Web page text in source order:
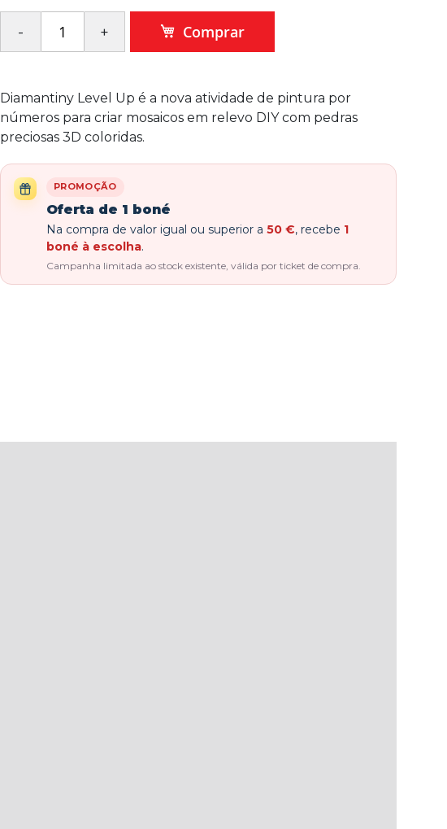
Comprar
Diamantiny Level Up é a nova atividade de pintura por
números para criar mosaicos em relevo DIY com pedras
preciosas 3D coloridas.
PROMOÇÃO
Oferta de 1 boné
Na compra de valor igual ou superior a 50 €, recebe 1
boné à escolha.
Campanha limitada ao stock existente, válida por ticket de compra.